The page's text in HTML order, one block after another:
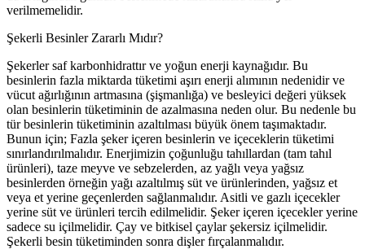
verilmemelidir.
Şekerli Besinler Zararlı Mıdır?
Şekerler saf karbonhidrattır ve yoğun enerji kaynağıdır. Bu
besinlerin fazla miktarda tüketimi aşırı enerji alımının nedenidir ve
vücut ağırlığının artmasına (şişmanlığa) ve besleyici değeri yüksek
olan besinlerin tüketiminin de azalmasına neden olur. Bu nedenle bu
tür besinlerin tüketiminin azaltılması büyük önem taşımaktadır.
Bunun için; Fazla şeker içeren besinlerin ve içeceklerin tüketimi
sınırlandırılmalıdır. Enerjimizin çoğunluğu tahıllardan (tam tahıl
ürünleri), taze meyve ve sebzelerden, az yağlı veya yağsız
besinlerden örneğin yağı azaltılmış süt ve ürünlerinden, yağsız et
veya et yerine geçenlerden sağlanmalıdır. Asitli ve gazlı içecekler
yerine süt ve ürünleri tercih edilmelidir. Şeker içeren içecekler yerine
sadece su içilmelidir. Çay ve bitkisel çaylar şekersiz içilmelidir.
Şekerli besin tüketiminden sonra dişler fırçalanmalıdır.